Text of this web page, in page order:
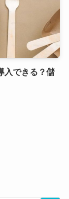
入できる？儲